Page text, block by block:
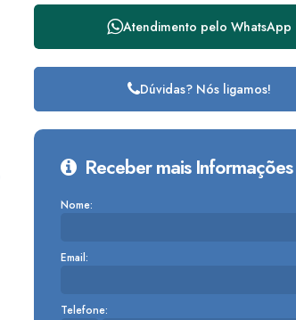
Atendimento pelo WhatsApp
Dúvidas? Nós ligamos!
Receber mais Informações
Nome:
Email:
Telefone: